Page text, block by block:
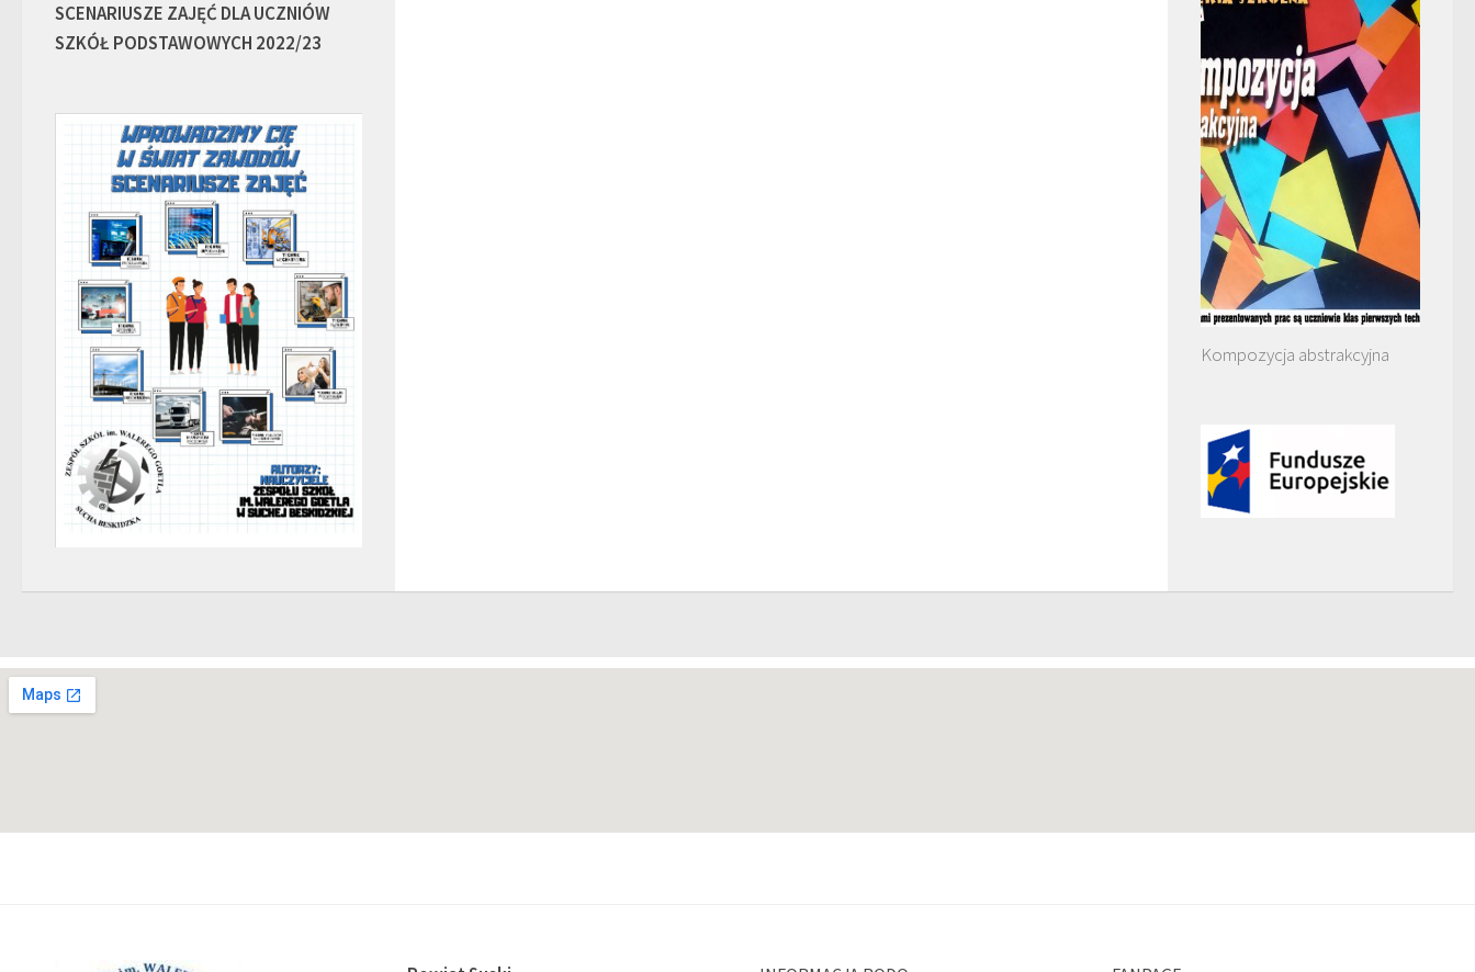
SCENARIUSZE ZAJĘĆ DLA UCZNIÓW
SZKÓŁ PODSTAWOWYCH 2022/23
Kompozycja abstrakcyjna